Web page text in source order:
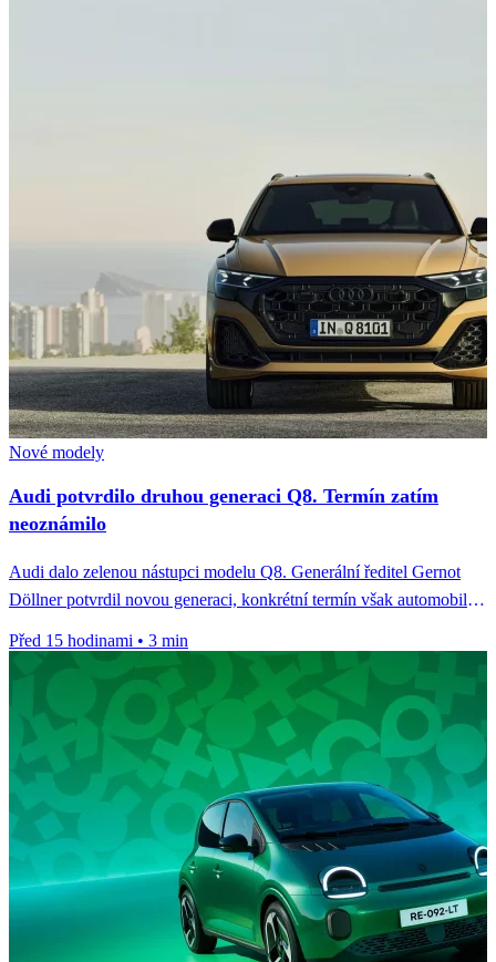
Nové modely
Audi potvrdilo druhou generaci Q8. Termín zatím
neoznámilo
Audi dalo zelenou nástupci modelu Q8. Generální ředitel Gernot
Döllner potvrdil novou generaci, konkrétní termín však automobilka
Před 15 hodinami • 3 min